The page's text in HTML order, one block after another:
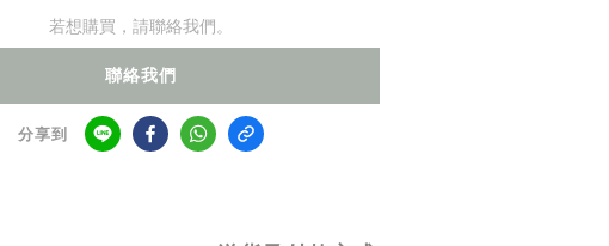
若想購買，請聯絡我們。
聯絡我們
分享到